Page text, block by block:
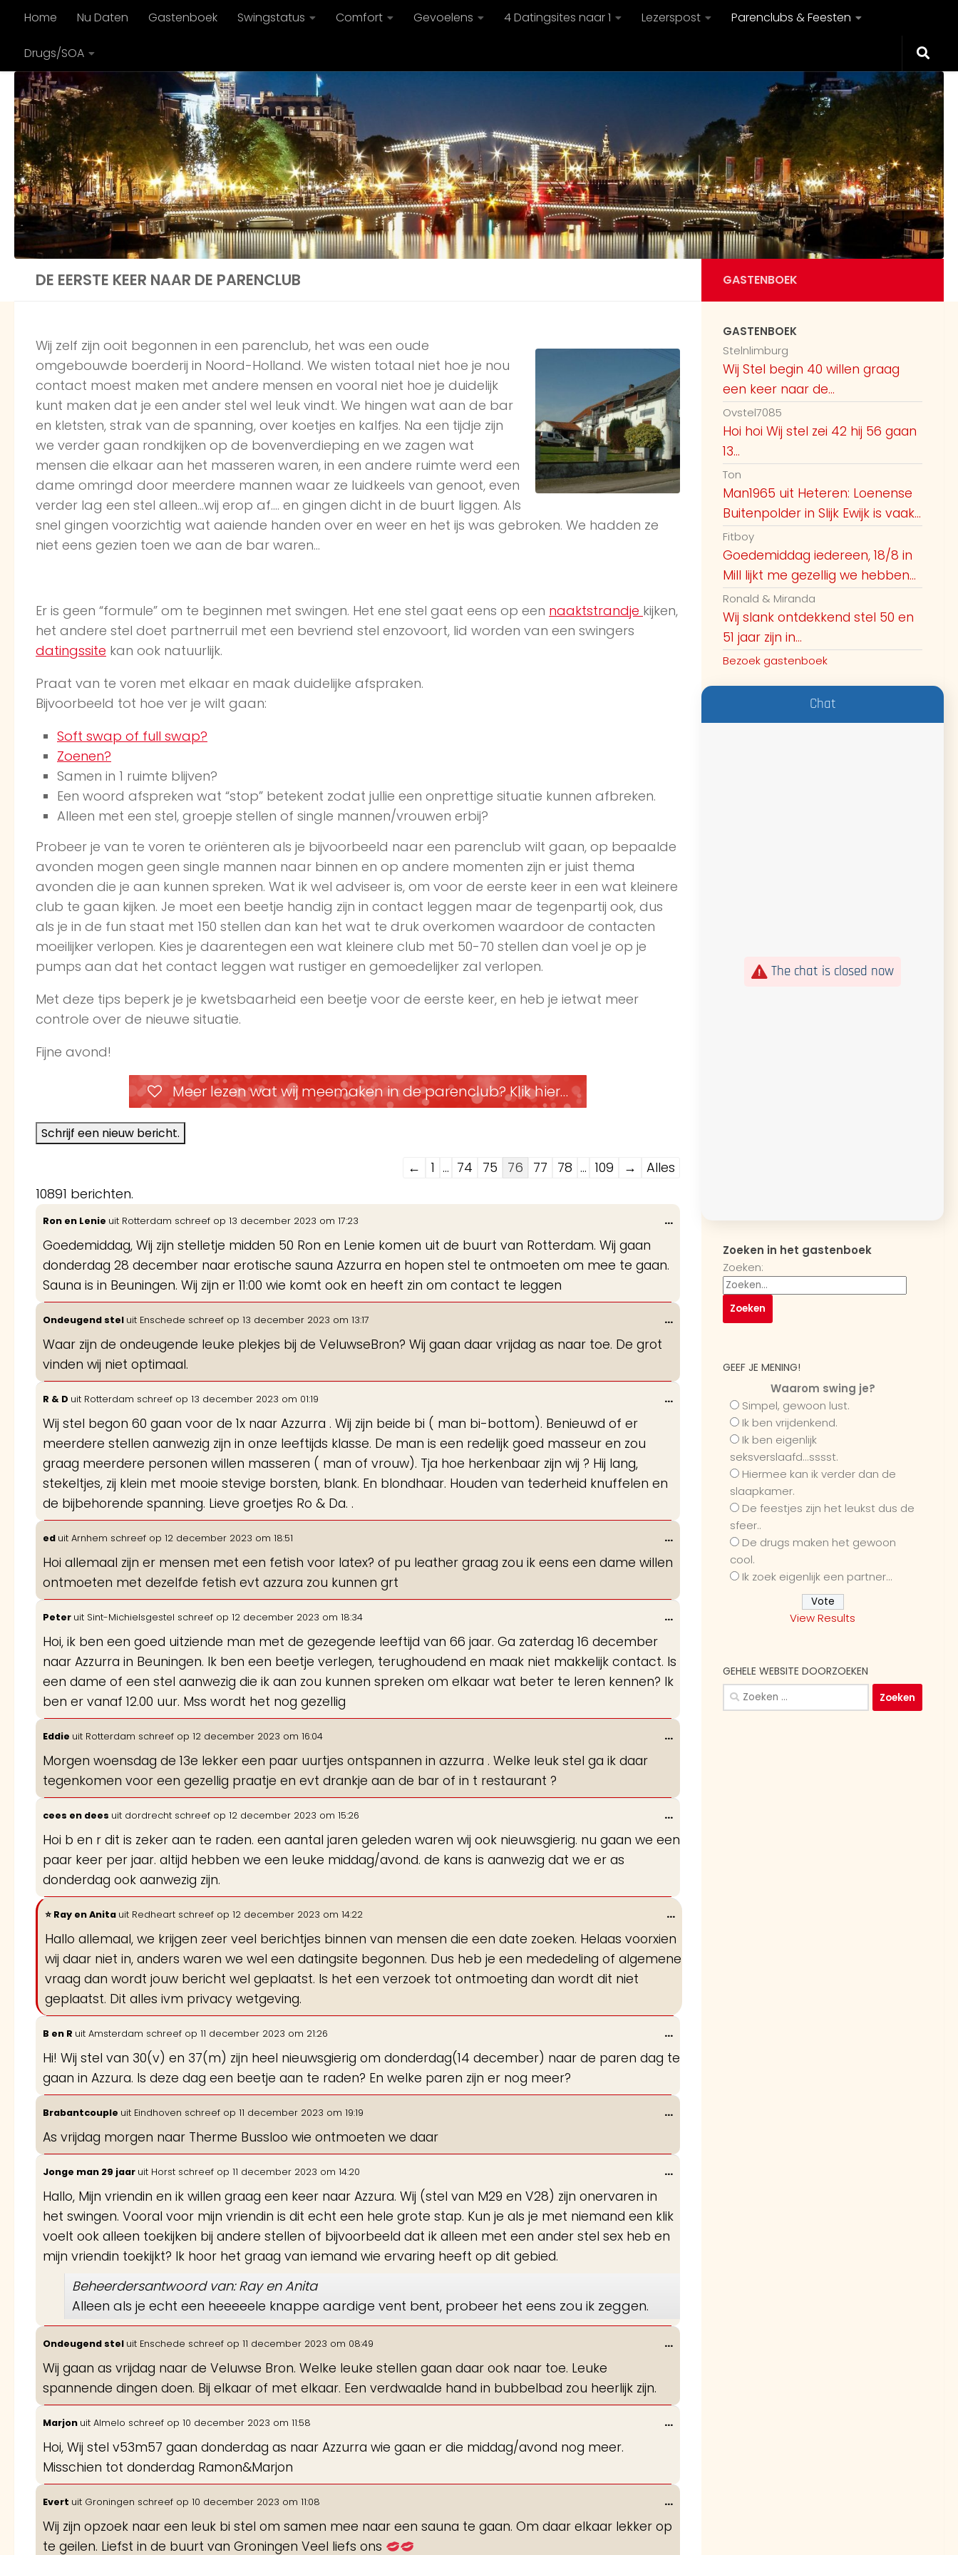
Doorgaan naar inhoud
Home Nu Daten Gastenboek Swingstatus Comfort Gevoelens 4 Datingsites naar 1 Lezerspost Parenclubs & Feesten
Drugs/SOA
DE EERSTE KEER NAAR DE PARENCLUB
Wij zelf zijn ooit begonnen in een parenclub, het was een oude
omgebouwde boerderij in Noord-Holland. We wisten totaal niet hoe je nou
contact moest maken met andere mensen en vooral niet hoe je duidelijk
kunt maken dat je een ander stel wel leuk vindt. We hingen wat aan de bar
en kletsten, strak van de spanning, over koetjes en kalfjes. Na een tijdje zijn
we verder gaan rondkijken op de bovenverdieping en we zagen wat
mensen die elkaar aan het masseren waren, in een andere ruimte werd een
dame omringd door meerdere mannen waar ze luidkeels van genoot, even
verder lag een stel alleen…wij erop af…. en gingen dicht in de buurt liggen. Als
snel gingen voorzichtig wat aaiende handen over en weer en het ijs was gebroken. We hadden ze
niet eens gezien toen we aan de bar waren…
Er is geen “formule” om te beginnen met swingen. Het ene stel gaat eens op een naaktstrandje kijken,
het andere stel doet partnerruil met een bevriend stel enzovoort, lid worden van een swingers
datingssite kan ook natuurlijk.
Praat van te voren met elkaar en maak duidelijke afspraken.
Bijvoorbeeld tot hoe ver je wilt gaan:
Soft swap of full swap?
Zoenen?
Samen in 1 ruimte blijven?
Een woord afspreken wat “stop” betekent zodat jullie een onprettige situatie kunnen afbreken.
Alleen met een stel, groepje stellen of single mannen/vrouwen erbij?
Probeer je van te voren te oriënteren als je bijvoorbeeld naar een parenclub wilt gaan, op bepaalde
avonden mogen geen single mannen naar binnen en op andere momenten zijn er juist thema
avonden die je aan kunnen spreken. Wat ik wel adviseer is, om voor de eerste keer in een wat kleinere
club te gaan kijken. Je moet een beetje handig zijn in contact leggen maar de tegenpartij ook, dus
als je in de fun staat met 150 stellen dan kan het wat te druk overkomen waardoor de contacten
moeilijker verlopen. Kies je daarentegen een wat kleinere club met 50-70 stellen dan voel je op je
pumps aan dat het contact leggen wat rustiger en gemoedelijker zal verlopen.
Met deze tips beperk je je kwetsbaarheid een beetje voor de eerste keer, en heb je ietwat meer
controle over de nieuwe situatie.
Fijne avond!
Meer lezen wat wij meemaken in de parenclub? Klik hier…
Navigatie
de
lijst
← 1 ... 74 75 76 77 78 ... 109 →
Alles
10891 berichten.
Ron en Lenie uit Rotterdam schreef op 13 december 2023 om 17:23
Goedemiddag, Wij zijn stelletje midden 50 Ron en Lenie komen uit de buurt van Rotterdam. Wij gaan
donderdag 28 december naar erotische sauna Azzurra en hopen stel te ontmoeten om mee te gaan.
Sauna is in Beuningen. Wij zijn er 11:00 wie komt ook en heeft zin om contact te leggen
...Wissel
metabox.
Ondeugend stel uit Enschede schreef op 13 december 2023 om 13:17
Waar zijn de ondeugende leuke plekjes bij de VeluwseBron? Wij gaan daar vrijdag as naar toe. De grot
vinden wij niet optimaal.
...Wissel
R & D uit Rotterdam schreef op 13 december 2023 om 01:19
Wij stel begon 60 gaan voor de 1x naar Azzurra . Wij zijn beide bi ( man bi-bottom). Benieuwd of er
meerdere stellen aanwezig zijn in onze leeftijds klasse. De man is een redelijk goed masseur en zou
graag meerdere personen willen masseren ( man of vrouw). Tja hoe herkenbaar zijn wij ? Hij lang,
stekeltjes, zij klein met mooie stevige borsten, blank. En blondhaar. Houden van tederheid knuffelen en
de bijbehorende spanning. Lieve groetjes Ro & Da. .
...Wissel
ed uit Arnhem schreef op 12 december 2023 om 18:51
Hoi allemaal zijn er mensen met een fetish voor latex? of pu leather graag zou ik eens een dame willen
ontmoeten met dezelfde fetish evt azzura zou kunnen grt
...Wissel
Peter uit Sint-Michielsgestel schreef op 12 december 2023 om 18:34
Hoi, ik ben een goed uitziende man met de gezegende leeftijd van 66 jaar. Ga zaterdag 16 december
naar Azzurra in Beuningen. Ik ben een beetje verlegen, terughoudend en maak niet makkelijk contact. Is
een dame of een stel aanwezig die ik aan zou kunnen spreken om elkaar wat beter te leren kennen? Ik
ben er vanaf 12.00 uur. Mss wordt het nog gezellig
...Wissel
Eddie uit Rotterdam schreef op 12 december 2023 om 16:04
Morgen woensdag de 13e lekker een paar uurtjes ontspannen in azzurra . Welke leuk stel ga ik daar
tegenkomen voor een gezellig praatje en evt drankje aan de bar of in t restaurant ?
...Wissel
cees en dees uit dordrecht schreef op 12 december 2023 om 15:26
Hoi b en r dit is zeker aan te raden. een aantal jaren geleden waren wij ook nieuwsgierig. nu gaan we een
paar keer per jaar. altijd hebben we een leuke middag/avond. de kans is aanwezig dat we er as
donderdag ook aanwezig zijn.
...Wissel
metabox.
Ray en Anita uit Redheart schreef op 12 december 2023 om 14:22
Hallo allemaal, we krijgen zeer veel berichtjes binnen van mensen die een date zoeken. Helaas voorxien
wij daar niet in, anders waren we wel een datingsite begonnen. Dus heb je een mededeling of algemene
vraag dan wordt jouw bericht wel geplaatst. Is het een verzoek tot ontmoeting dan wordt dit niet
geplaatst. Dit alles ivm privacy wetgeving.
...Wissel
metabox.
B en R uit Amsterdam schreef op 11 december 2023 om 21:26
Hi! Wij stel van 30(v) en 37(m) zijn heel nieuwsgierig om donderdag(14 december) naar de paren dag te
gaan in Azzura. Is deze dag een beetje aan te raden? En welke paren zijn er nog meer?
...Wissel
metabox.
Brabantcouple uit Eindhoven schreef op 11 december 2023 om 19:19
As vrijdag morgen naar Therme Bussloo wie ontmoeten we daar
...Wissel
metabox.
Jonge man 29 jaar uit Horst schreef op 11 december 2023 om 14:20
Hallo, Mijn vriendin en ik willen graag een keer naar Azzura. Wij (stel van M29 en V28) zijn onervaren in
het swingen. Vooral voor mijn vriendin is dit echt een hele grote stap. Kun je als je met niemand een klik
voelt ook alleen toekijken bij andere stellen of bijvoorbeeld dat ik alleen met een ander stel sex heb en
mijn vriendin toekijkt? Ik hoor het graag van iemand wie ervaring heeft op dit gebied.
Beheerdersantwoord van: Ray en Anita
Alleen als je echt een heeeeele knappe aardige vent bent, probeer het eens zou ik zeggen.
...Wissel
Ondeugend stel uit Enschede schreef op 11 december 2023 om 08:49
Wij gaan as vrijdag naar de Veluwse Bron. Welke leuke stellen gaan daar ook naar toe. Leuke
spannende dingen doen. Bij elkaar of met elkaar. Een verdwaalde hand in bubbelbad zou heerlijk zijn.
...Wissel
Marjon uit Almelo schreef op 10 december 2023 om 11:58
Hoi, Wij stel v53m57 gaan donderdag as naar Azzurra wie gaan er die middag/avond nog meer.
Misschien tot donderdag Ramon&Marjon
...Wissel
Evert uit Groningen schreef op 10 december 2023 om 11:08
Wij zijn opzoek naar een leuk bi stel om samen mee naar een sauna te gaan. Om daar elkaar lekker op
te geilen. Liefst in de buurt van Groningen Veel liefs ons
...Wissel
GASTENBOEK
GASTENBOEK
Stelnlimburg
Wij Stel begin 40 willen graag
een keer naar de...
Ovstel7085
Hoi hoi Wij stel zei 42 hij 56 gaan
13...
Ton
Man1965 uit Heteren: Loenense
Buitenpolder in Slijk Ewijk is vaak...
Fitboy
Goedemiddag iedereen, 18/8 in
Mill lijkt me gezellig we hebben...
Ronald & Miranda
Wij slank ontdekkend stel 50 en
51 jaar zijn in...
Bezoek gastenboek
Chat
The chat is closed now
Zoeken in het gastenboek
Zoeken:
GEEF JE MENING!
Waarom swing je?
Simpel, gewoon lust.
Ik ben vrijdenkend.
Ik ben eigenlijk
seksverslaafd...sssst.
Hiermee kan ik verder dan de
slaapkamer.
De feestjes zijn het leukst dus de
sfeer..
De drugs maken het gewoon
cool.
Ik zoek eigenlijk een partner...
View Results
GEHELE WEBSITE DOORZOEKEN
Zoeken
naar: